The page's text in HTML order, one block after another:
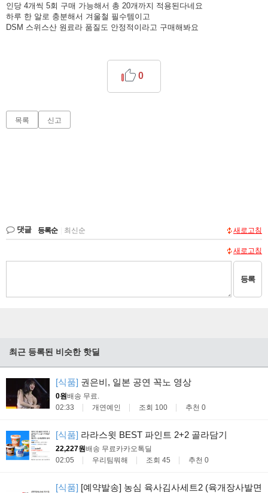
인당 4개씩 5회 구매 가능해서 총 20개까지 적용된다네요
하루 한 알로 충분해서 겨울철 필수템이고
DSM 스위스산 원료라 품질도 안정적이라고 구매해봐요
0
목록 신고
댓글 등록순 최신순 새로고침
새로고침
등록
최근 등록된 비슷한 핫딜
[식품] 권은비, 일본 공연 꼭노 영상
0원배송 무료.
02:33
개연예인 조회 100 추천 0
[식품] 라라스윗 BEST 파인트 2+2 골라담기
22,227원배송 무료카카오톡딜
02:05
우리팀뭐해 조회 45 추천 0
[식품] [예약발송] 농심 육사김사세트2 (육개장사발면